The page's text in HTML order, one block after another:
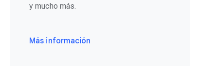
y mucho más.
Más información